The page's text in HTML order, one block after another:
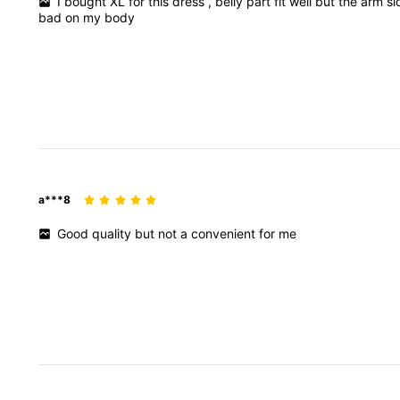
bad on my body
a***8
Goodquality but notaconvenientfor me